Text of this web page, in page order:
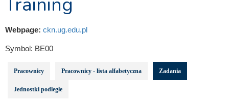
Webpage: ckn.ug.edu.pl
Symbol: BE00
Pracownicy Pracownicy - lista alfabetyczna Zadania
Jednostki podległe